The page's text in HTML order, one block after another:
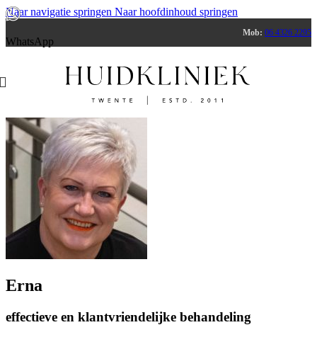
Naar navigatie springen Naar hoofdinhoud springen
WhatsApp
Mob: 06 4326 2295
Erna
effectieve en klantvriendelijke behandeling